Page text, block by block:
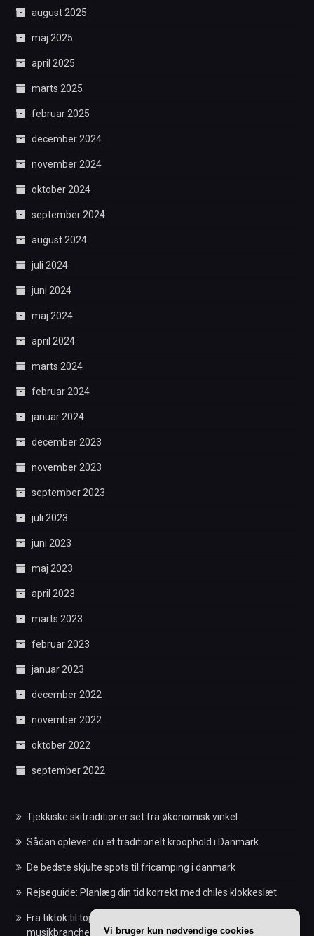
august 2025
maj 2025
april 2025
marts 2025
februar 2025
december 2024
november 2024
oktober 2024
september 2024
august 2024
juli 2024
juni 2024
maj 2024
april 2024
marts 2024
februar 2024
januar 2024
december 2023
november 2023
september 2023
juli 2023
juni 2023
maj 2023
april 2023
marts 2023
februar 2023
januar 2023
december 2022
november 2022
oktober 2022
september 2022
Tjekkiske skitraditioner set fra økonomisk vinkel
Sådan oplever du et traditionelt kroophold i Danmark
De bedste skjulte spots til fricamping i danmark
Rejseguide: Planlæg din tid korrekt med chiles klokkeslæt
Fra tiktok til top 10: Sådan ændrer sociale medier
musikbranchen
Vi bruger kun nødvendige cookies